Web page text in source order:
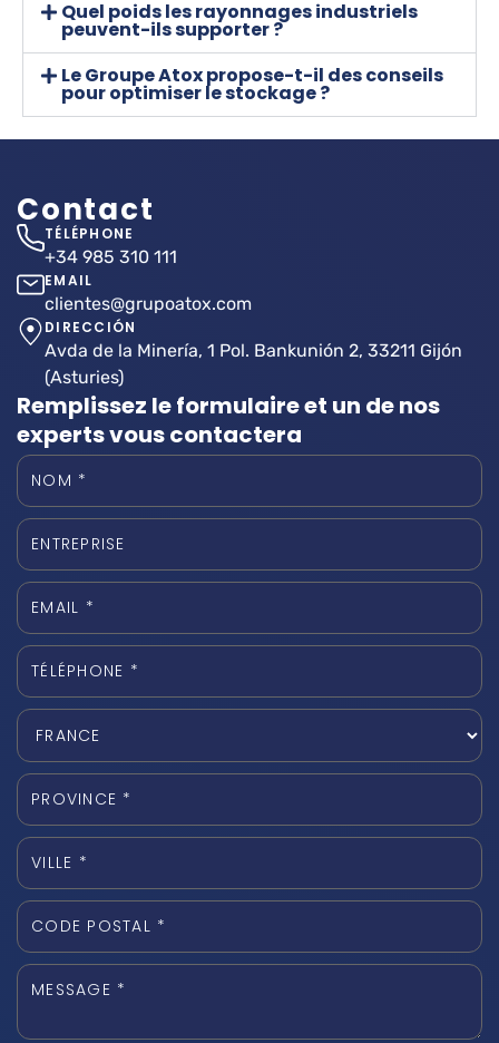
Quel poids les rayonnages industriels
peuvent-ils supporter ?
Le Groupe Atox propose-t-il des conseils
pour optimiser le stockage ?
Contact
TÉLÉPHONE
+34 985 310 111
EMAIL
clientes@grupoatox.com
DIRECCIÓN
Avda de la Minería, 1 Pol. Bankunión 2, 33211 Gijón
(Asturies)
Remplissez le formulaire et un de nos
experts vous contactera